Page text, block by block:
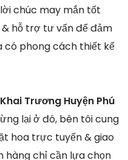
chúc may mắn tốt
& hỗ trợ tư vấn để đảm
có phong cách thiết kế
Trương Huyện Phú
lại ở đó, bên tôi cung
hoa trực tuyến & giao
hàng chỉ cần lựa chọn